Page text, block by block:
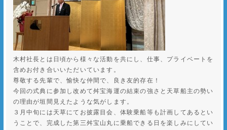
木村社長とは日頃から様々な活動を共にし、仕事、プライベートを
含めお付き合いいただいています。
尊敬する先輩で、愉快な仲間で、良き友的存在！
今回の式典に参加し改めて舛宝海運の結束の強さと天草船主の勢い
の理由が垣間見えたような気がします。
３月中旬には天草にてお披露目会、体験乗船等も計画してあるとい
うことで、完成した第三舛宝山丸に乗船できる日を楽しみにしてい